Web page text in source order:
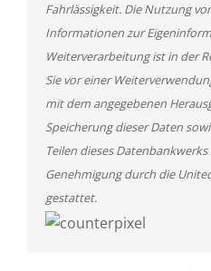
Fahrlässigkeit. Die Nutzung
Informationen zur
Weiterverarbeitung ist in der
Sie vor einer
mit dem angegebenen
Speicherung dieser Daten
Teilen dieses
Genehmigung durch die
gestattet.